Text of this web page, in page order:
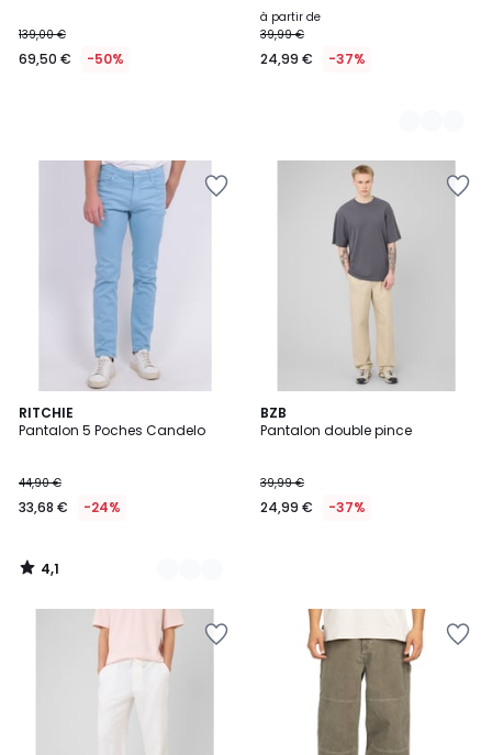
139,00 €
69,50 € -50%
à partir de
39,99 €
24,99 € -37%
RITCHIE
Pantalon 5 Poches Candelo
44,90 €
33,68 € -24%
4,1
/ 5
7
Couleurs
4,1
/
BZB
Pantalon double pince
39,99 €
24,99 € -37%